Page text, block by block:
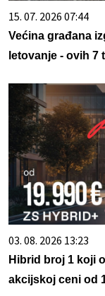
15. 07. 2026 07:44
Većina građana
letovanje - ovih
03. 08. 2026 13:23
Hibrid broj 1 koji
akcijskoj ceni od